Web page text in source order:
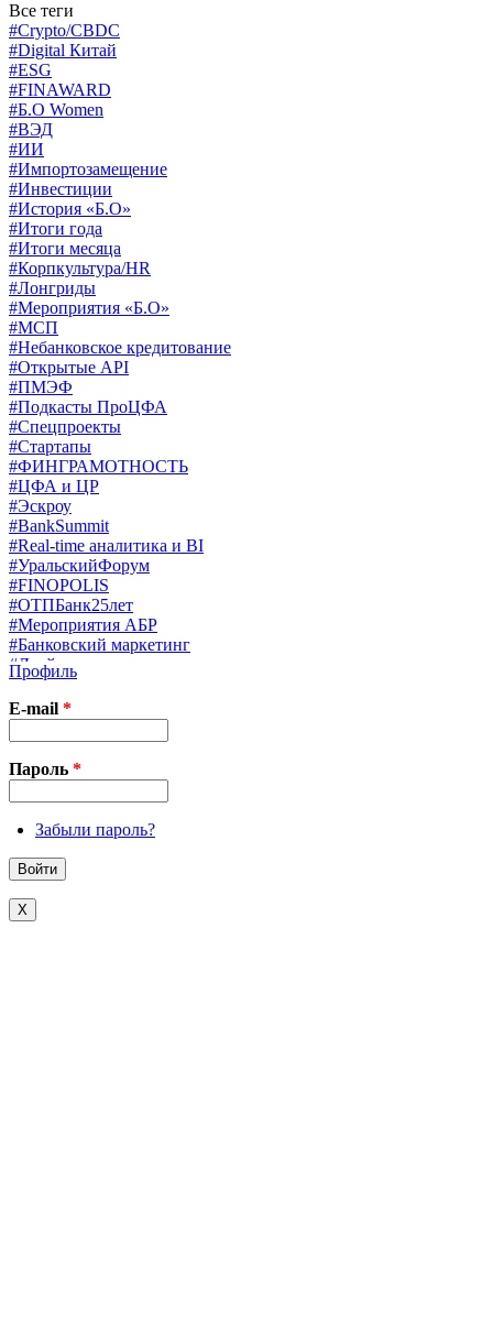
Все теги
#Crypto/CBDC
#Digital Китай
#ESG
#FINAWARD
#Б.О Women
#ВЭД
#ИИ
#Импортозамещение
#Инвестиции
#История «Б.О»
#Итоги года
#Итоги месяца
#Корпкультура/HR
#Лонгриды
#Мероприятия «Б.О»
#МСП
#Небанковское кредитование
#Открытые API
#ПМЭФ
#Подкасты ПроЦФА
#Спецпроекты
#Стартапы
#ФИНГРАМОТНОСТЬ
#ЦФА и ЦР
#Эскроу
#BankSummit
#Real-time аналитика и BI
#УральскийФорум
#FINOPOLIS
#ОТПБанк25лет
#Мероприятия АБР
#Банковский маркетинг
#Драйверы страхования
#Финконгресс ЦБ
#PB&WM
#UX/CX
#Экосистемы
X
Профиль
E-mail *
Пароль *
Забыли пароль?
X